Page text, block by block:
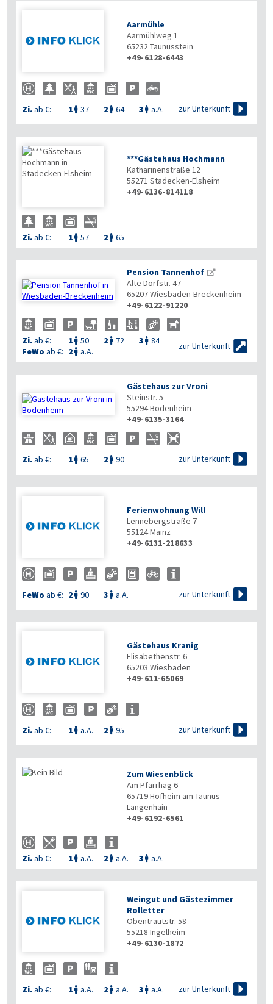
Aarmühle
Aarmühlweg 1
65232Taunusstein
+49-6128-6443
Zi.ab €: 1  37 2  64 3  a.A. zur Unterkunft 
***Gästehaus Hochmann
Katharinenstraße 12
55271 Stadecken-Elsheim
+49-6136-814118
Zi.ab €: 1  57 2  65

Pension Tannenhof
Alte Dorfstr. 47
65207Wiesbaden-Breckenheim
+49-6122-91220
Zi.ab €: 1  50 2  72 3  84
FeWo ab €: 2  a.A.
zur Unterkunft 
Gästehaus zur Vroni
Steinstr. 5
55294Bodenheim
+49-6135-3164
Zi.ab €: 1  65 2  90 zur Unterkunft 
Ferienwohnung Will
Lennebergstraße 7
55124Mainz
+49-6131-218633
FeWo ab €: 2  90 3  a.A. zur Unterkunft 
Gästehaus Kranig
Elisabethenstr. 6
65203 Wiesbaden
+49-611-65069
Zi.ab €: 1  a.A. 2  95 zur Unterkunft 
Zum Wiesenblick
Am Pfarrhag 6
65719Hofheim am Taunus-
Langenhain
+49-6192-6561
Zi.ab €: 1  a.A. 2  a.A. 3  a.A.
Weingut und Gästezimmer
Rolletter
Obentrautstr. 58
55218 Ingelheim
+49-6130-1872
Zi.ab €: 1  a.A. 2  a.A. 3  a.A. zur Unterkunft 